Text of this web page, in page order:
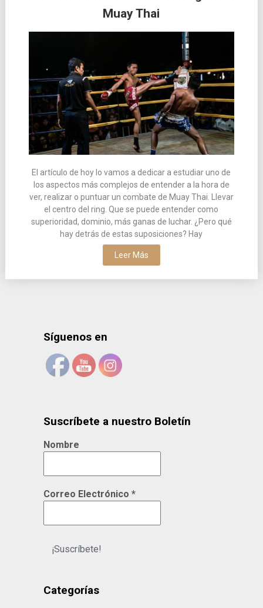
Muay Thai
El artículo de hoy lo vamos a dedicar a estudiar uno de
los aspectos más complejos de entender a la hora de
ver, realizar o puntuar un combate de Muay Thai. Llevar
el centro del ring. Que se puede entender como
superioridad, dominio, más ganas de luchar. ¿Pero qué
hay detrás de estas suposiciones? Hay
Leer Más
Síguenos en
Suscríbete a nuestro Boletín
Nombre
Correo Electrónico *
Categorías